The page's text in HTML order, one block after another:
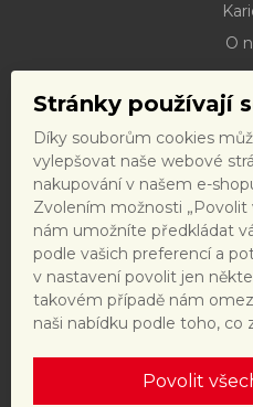
Stránky používají
Díky souborům cookies
vylepšovat naše webové
nakupování v našem e-
Zvolením možnosti „Povolit
nám umožníte předkládat
podle vašich preferencí a
v nastavení povolit jen
takovém případě nám
naši nabídku podle toho, co
Povolit
O
Obchodní